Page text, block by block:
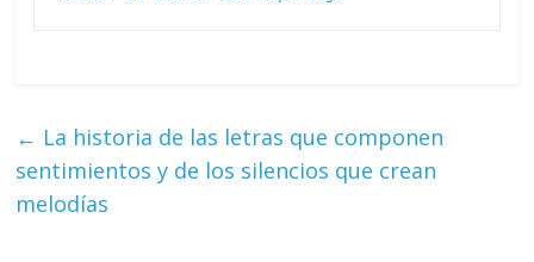
← La historia de las letras que componen
sentimientos y de los silencios que crean
melodías